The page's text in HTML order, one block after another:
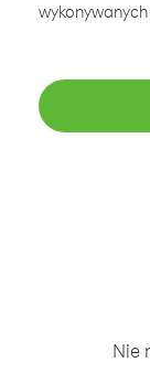
Nie